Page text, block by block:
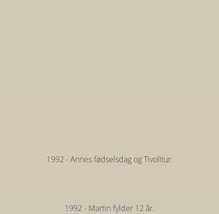
1992 - Annes fødselsdag og Tivolitur.
1992 - Martin fylder 12 år.